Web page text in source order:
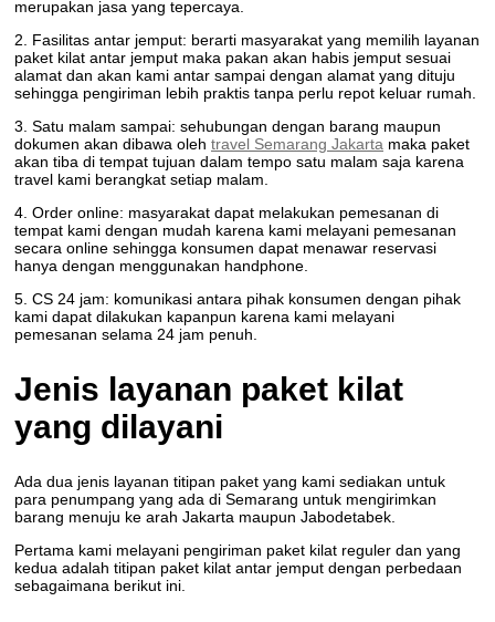
merupakan jasa yang tepercaya.
2. Fasilitas antar jemput: berarti masyarakat yang memilih layanan
paket kilat antar jemput maka pakan akan habis jemput sesuai
alamat dan akan kami antar sampai dengan alamat yang dituju
sehingga pengiriman lebih praktis tanpa perlu repot keluar rumah.
3. Satu malam sampai: sehubungan dengan barang maupun
dokumen akan dibawa oleh travel Semarang Jakarta maka paket
akan tiba di tempat tujuan dalam tempo satu malam saja karena
travel kami berangkat setiap malam.
4. Order online: masyarakat dapat melakukan pemesanan di
tempat kami dengan mudah karena kami melayani pemesanan
secara online sehingga konsumen dapat menawar reservasi
hanya dengan menggunakan handphone.
5. CS 24 jam: komunikasi antara pihak konsumen dengan pihak
kami dapat dilakukan kapanpun karena kami melayani
pemesanan selama 24 jam penuh.
Jenis layanan paket kilat
yang dilayani
Ada dua jenis layanan titipan paket yang kami sediakan untuk
para penumpang yang ada di Semarang untuk mengirimkan
barang menuju ke arah Jakarta maupun Jabodetabek.
Pertama kami melayani pengiriman paket kilat reguler dan yang
kedua adalah titipan paket kilat antar jemput dengan perbedaan
sebagaimana berikut ini.